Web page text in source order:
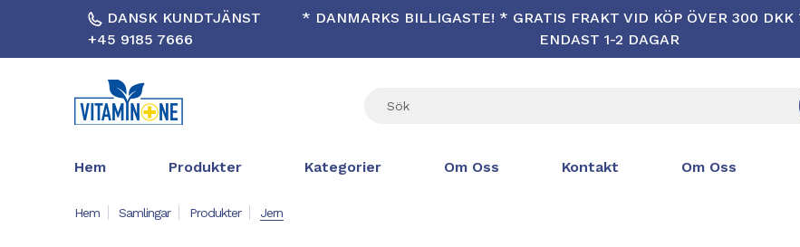
DANSK KUNDTJÄNST
+45 9185 7666
* DANMARKS BILLIGASTE! * GRATIS FRAKT VID KÖP ÖVER 300
ENDAST 1-2 DAGAR
Hem Produkter Kategorier Om Oss Kontakt Om Oss
Hem Samlingar Produkter Jern